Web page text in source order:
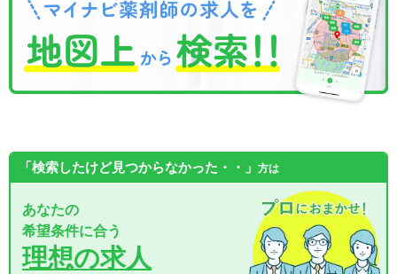
「検索したけど見つからなかった・・」 方は
あなたの
希望条件に合う
理想の求人